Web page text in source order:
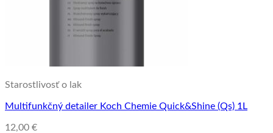
Starostlivosť o lak
Multifunkčný detailer Koch Chemie Quick&Shine (Qs) 1L
12,00 €